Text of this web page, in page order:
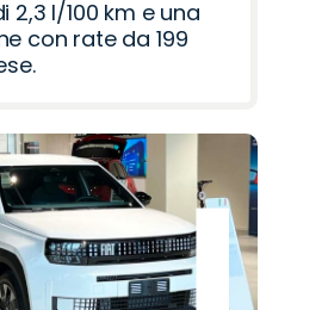
2,3 l/100 km e una
con rate da 199